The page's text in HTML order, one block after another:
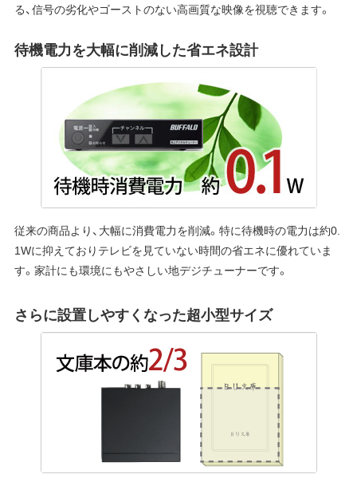
る、信号の劣化やゴーストのない高画質な映像を視聴できます。
待機電力を大幅に削減した省エネ設計
従来の商品より、大幅に消費電力を削減。特に待機時の電力は約0.
1Wに抑えておりテレビを見ていない時間の省エネに優れていま
す。家計にも環境にもやさしい地デジチューナーです。
さらに設置しやすくなった超小型サイズ